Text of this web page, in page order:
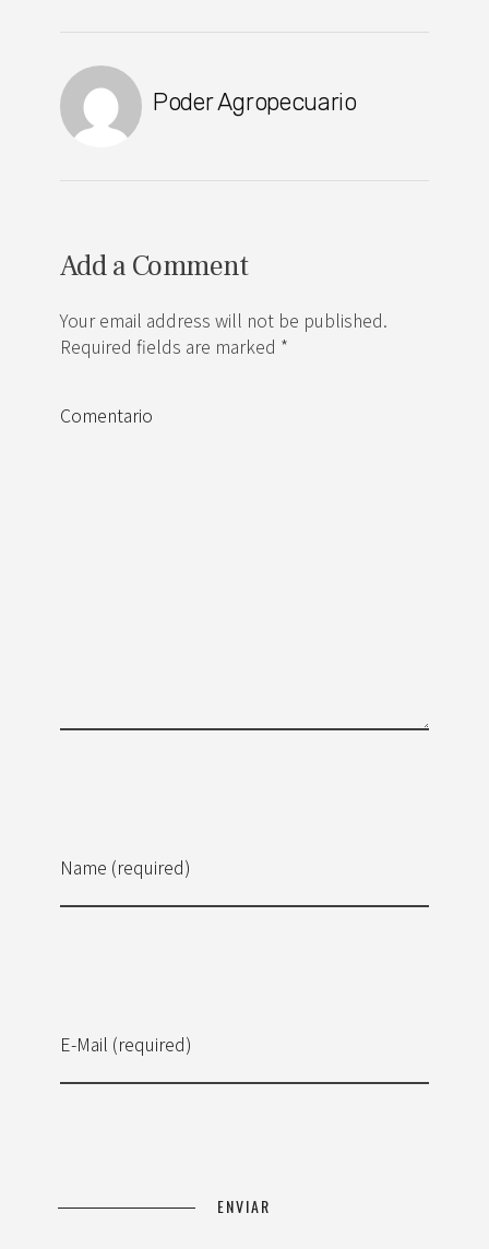
Poder Agropecuario
Add a Comment
Your email address will not be published.
Required fields are marked *
Name (required)
E-Mail (required)
Comentario